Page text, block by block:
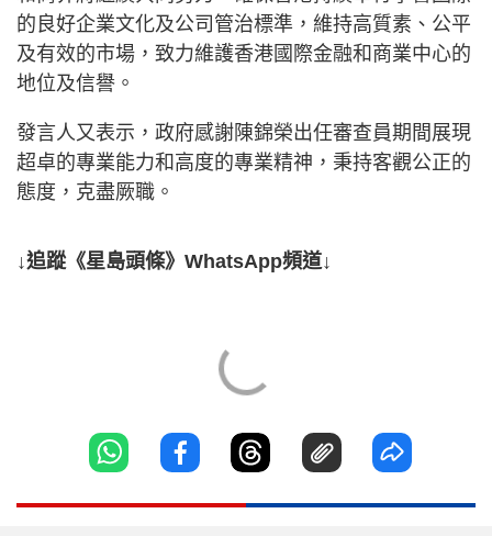
的良好企業文化及公司管治標準，維持高質素、公平
及有效的市場，致力維護香港國際金融和商業中心的
地位及信譽。
發言人又表示，政府感謝陳錦榮出任審查員期間展現
超卓的專業能力和高度的專業精神，秉持客觀公正的
態度，克盡厥職。
↓追蹤《星島頭條》WhatsApp頻道↓